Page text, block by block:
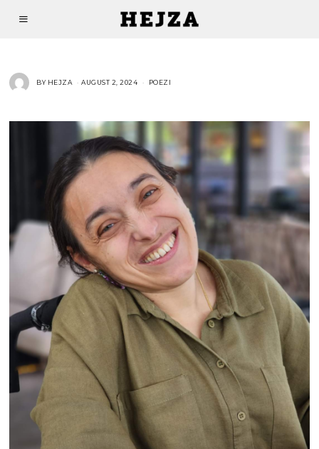
BY HEJZA AUGUST 2, 2024 POEZI